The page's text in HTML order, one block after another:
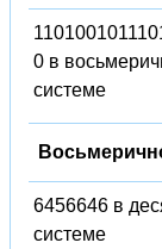
0 в
системе
6456646 в
системе